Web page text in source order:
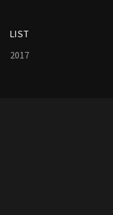
LIST
2017